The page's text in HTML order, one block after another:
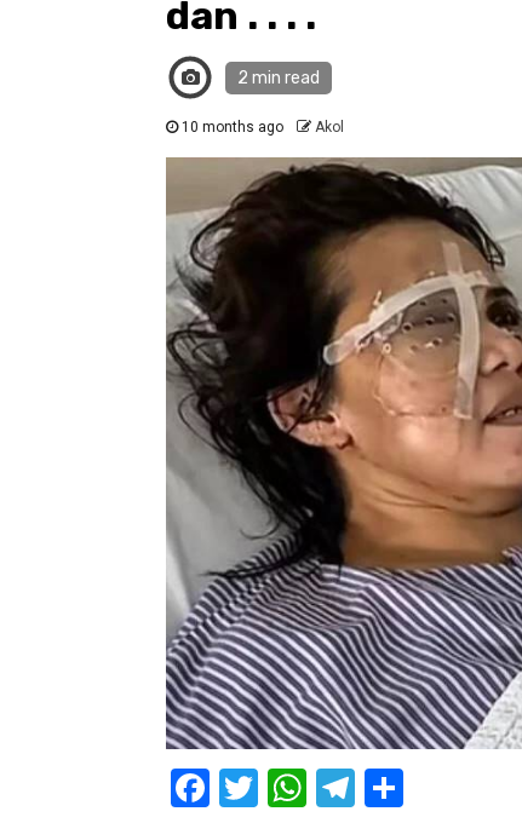
dan . . . .
2 min read
10 months ago Akol
Facebook
Twitter
WhatsApp
Telegram